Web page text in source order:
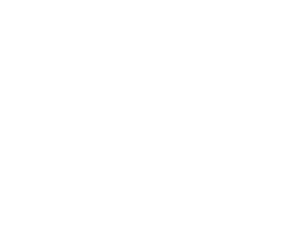
Mes amis